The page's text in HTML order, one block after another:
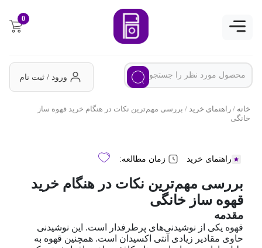
0
ورود / ثبت نام
خانه / راهنمای خرید / بررسی مهم‌ترین نکات در هنگام خرید قهوه ساز
خانگی
راهنمای خرید زمان مطالعه:
بررسی مهم‌ترین نکات در هنگام خرید
قهوه ساز خانگی
مقدمه
قهوه یکی از نوشیدنی‌های پرطرفدار است. این نوشیدنی
حاوی مقادیر زیادی آنتی اکسیدان است. همچنین قهوه به